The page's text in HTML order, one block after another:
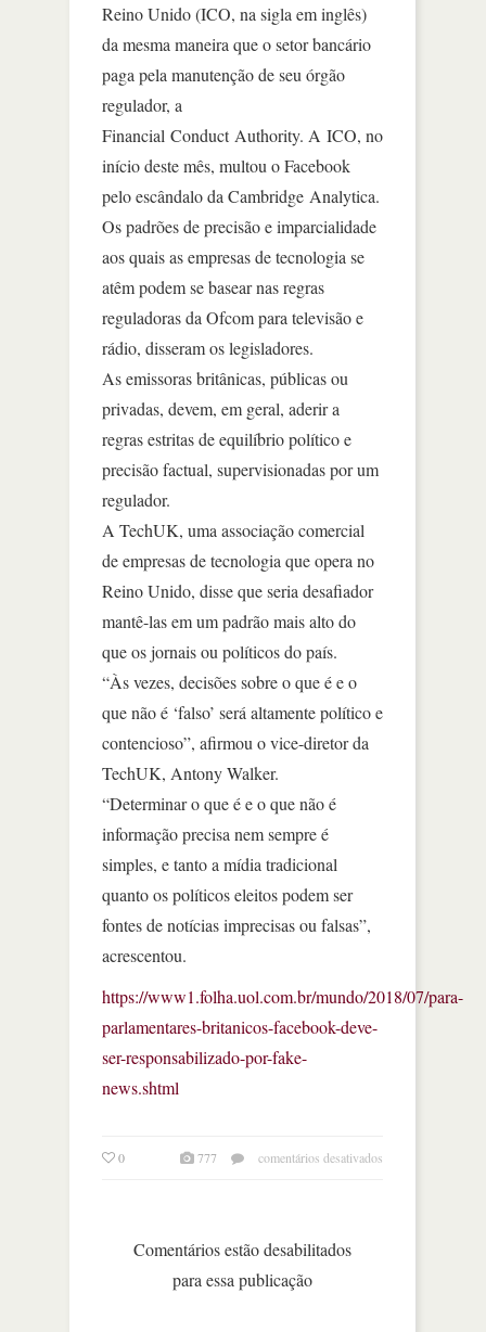
Reino Unido (ICO, na sigla em inglês)
da mesma maneira que o setor bancário
paga pela manutenção de seu órgão
regulador, a
Financial Conduct Authority. A ICO, no
início deste mês, multou o Facebook
pelo escândalo da Cambridge Analytica.
Os padrões de precisão e imparcialidade
aos quais as empresas de tecnologia se
atêm podem se basear nas regras
reguladoras da Ofcom para televisão e
rádio, disseram os legisladores.
As emissoras britânicas, públicas ou
privadas, devem, em geral, aderir a
regras estritas de equilíbrio político e
precisão factual, supervisionadas por um
regulador.
A TechUK, uma associação comercial
de empresas de tecnologia que opera no
Reino Unido, disse que seria desafiador
mantê-las em um padrão mais alto do
que os jornais ou políticos do país.
“Às vezes, decisões sobre o que é e o
que não é ‘falso’ será altamente político e
contencioso”, afirmou o vice-diretor da
TechUK, Antony Walker.
“Determinar o que é e o que não é
informação precisa nem sempre é
simples, e tanto a mídia tradicional
quanto os políticos eleitos podem ser
fontes de notícias imprecisas ou falsas”,
acrescentou.
https://www1.folha.uol.com.br/mundo/2018/07/para-
parlamentares-britanicos-facebook-deve-
ser-responsabilizado-por-fake-
news.shtml
0 777 comentários desativados
Comentários estão desabilitados
para essa publicação